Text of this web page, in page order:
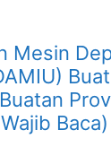
Mesin
Baca)